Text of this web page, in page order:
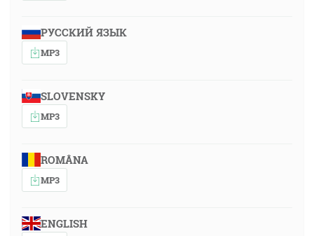
РУССКИЙ ЯЗЫК
MP3
SLOVENSKY
MP3
ROMÂNA
MP3
ENGLISH